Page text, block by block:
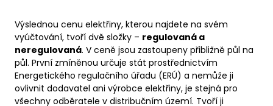
Výslednou cenu elektřiny, kterou najdete na svém
vyúčtování, tvoří dvě složky – regulovaná a
neregulovaná. V ceně jsou zastoupeny přibližně půl na
půl. První zmíněnou určuje stát prostřednictvím
Energetického regulačního úřadu (ERÚ) a nemůže ji
ovlivnit dodavatel ani výrobce elektřiny, je stejná pro
všechny odběratele v distribučním území. Tvoří ji